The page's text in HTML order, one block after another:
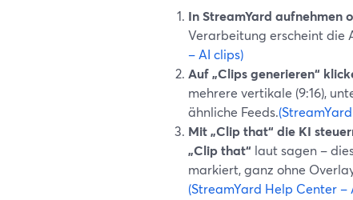
In StreamYard aufnehmen
Verarbeitung erscheint die
– AI clips)
Auf „Clips generieren“
mehrere vertikale (9:16),
ähnliche Feeds.
Mit „Clip that“ die KI
„Clip that“ laut sagen –
markiert, ganz ohne
(StreamYard Help Center –